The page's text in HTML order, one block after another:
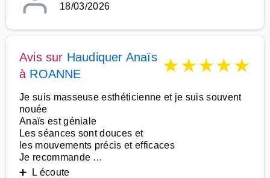
18/03/2026
Avis sur Haudiquer Anaïs
à ROANNE ★★★★★
Je suis masseuse esthéticienne et je suis souvent
nouée
Anaïs est géniale
Les séances sont douces et
les mouvements précis et efficaces
Je recommande …
➕ L écoute